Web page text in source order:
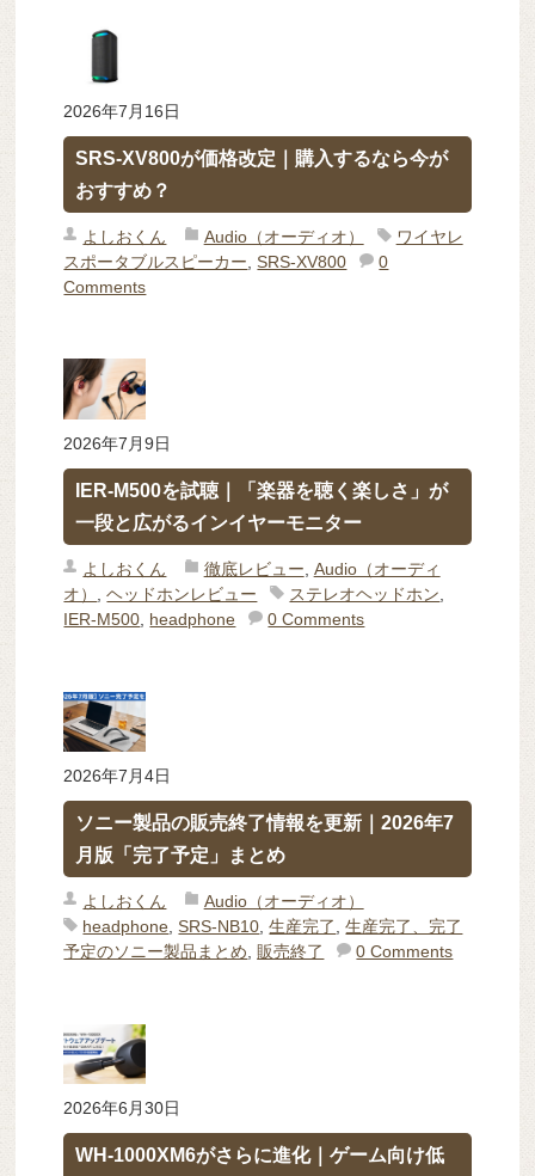
2026年7月16日
SRS-XV800が価格改定｜購入するなら今が
おすすめ？
よしおくん Audio（オーディオ）
ワイヤレ
スポータブルスピーカー ,SRS-XV800
0
Comments
2026年7月9日
IER-M500を試聴｜「楽器を聴く楽しさ」が
一段と広がるインイヤーモニター
よしおくん 徹底レビュー Audio（オーディ
オ）
,ヘッドホンレビュー ステレオヘッドホン
IER-M500 headphone 0 Comments
2026年7月4日
ソニー製品の販売終了情報を更新｜2026年7
月版「完了予定」まとめ
よしおくん
Audio（オーディオ）
headphone,SRS-NB10,生産完了,生産完了、完了
予定のソニー製品まとめ,販売終了 0 Comments
2026年6月30日
WH-1000XM6がさらに進化｜ゲーム向け低